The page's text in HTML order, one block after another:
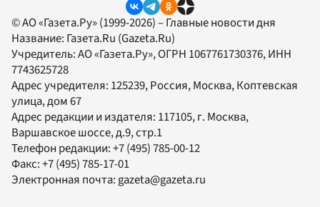
© АО «Газета.Ру» (1999-2026) – Главные новости дня
Название: Газета.Ru (Gazeta.Ru)
Учредитель:АО «Газета.Ру», ОГРН 1067761730376, ИНН
7743625728
Адрес учредителя: 125239, Россия, Москва, Коптевская
улица, дом 67
Адрес редакции и издателя: 117105, г. Москва,
Варшавское шоссе, д.9, стр.1
Телефон редакции:+7 (495) 785-00-12
Факс:+7 (495) 785-17-01
Электронная почта:gazeta@gazeta.ru